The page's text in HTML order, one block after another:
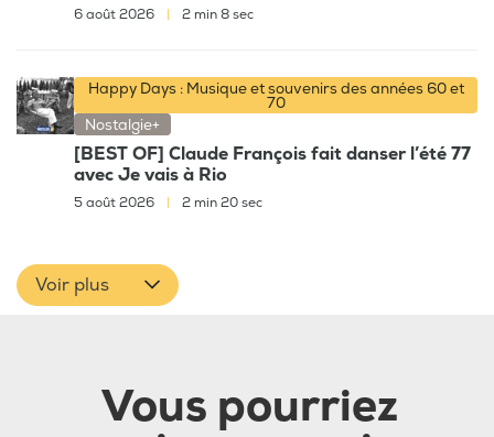
6 août 2026 2 min 8 sec
Happy Days : Musique et souvenirs des années 60 et
70
Nostalgie+
[BEST OF] Claude François fait danser l’été 77
avec Je vais à Rio
5 août 2026 2 min 20 sec
Voir plus
Vous pourriez